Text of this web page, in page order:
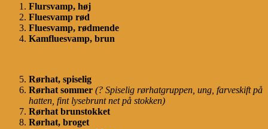
Flursvamp, høj
Fluesvamp rød
Fluesvamp, rødmende
Kamfluesvamp, brun
Rørhat, spiselig
Rørhat sommer (? Spiselig rørhatgruppen, ung, farveskift på
hatten, fint lysebrunt net på stokken)
Rørhat brunstokket
Rørhat, broget